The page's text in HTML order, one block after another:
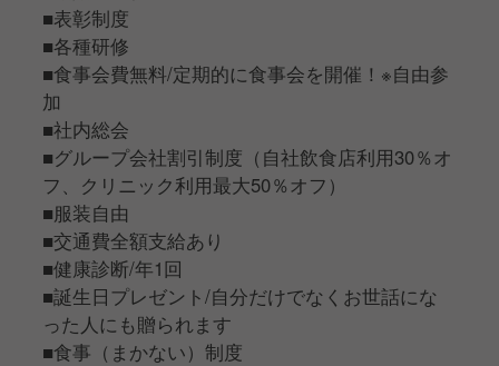
■表彰制度
■各種研修
■食事会費無料/定期的に食事会を開催！※自由参
加
■社内総会
■グループ会社割引制度（自社飲食店利用30％オ
フ、クリニック利用最大50％オフ）
■服装自由
■交通費全額支給あり
■健康診断/年1回
■誕生日プレゼント/自分だけでなくお世話にな
った人にも贈られます
■食事（まかない）制度